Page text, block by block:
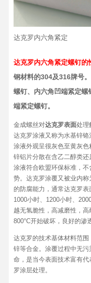
达克罗内六角紧定
达克罗内六角紧定螺钉的
钢材料的304及316牌号
螺钉、内六角凹端紧定
端紧定螺钉。
金成螺丝对达克罗表面处理
达克罗涂液又称为水基锌
涂液外观呈很灰色至黄灰
锌铝片分散在含乙二醇类
涂液符合欧盟环保标准，
势。达克罗涂覆又被业内称
的防腐能力，通常达克罗表
1000小时、1200小时、
越无氢脆性，高减磨性，
800°C开始破坏，良好的渗
达克罗的技术基体材料范围
锌等合金。涂覆过程中无
命，是当今表面技术富有
罗涂层处理。